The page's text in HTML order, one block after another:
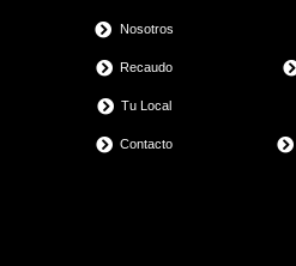
Nosotros
Recaudo
Tu Local
Contacto